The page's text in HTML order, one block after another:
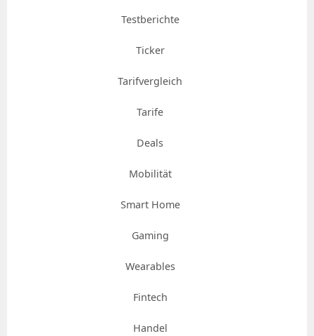
Testberichte
Ticker
Tarifvergleich
Tarife
Deals
Mobilität
Smart Home
Gaming
Wearables
Fintech
Handel